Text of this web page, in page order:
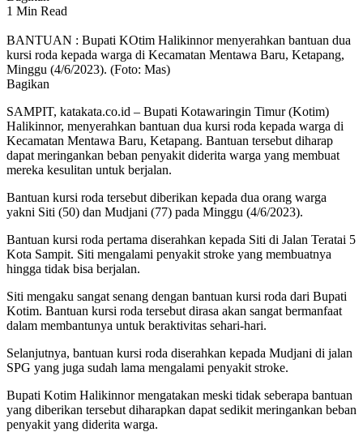
1 Min Read
BANTUAN : Bupati KOtim Halikinnor menyerahkan bantuan dua
kursi roda kepada warga di Kecamatan Mentawa Baru, Ketapang,
Minggu (4/6/2023). (Foto: Mas)
Bagikan
SAMPIT, katakata.co.id – Bupati Kotawaringin Timur (Kotim)
Halikinnor, menyerahkan bantuan dua kursi roda kepada warga di
Kecamatan Mentawa Baru, Ketapang. Bantuan tersebut diharap
dapat meringankan beban penyakit diderita warga yang membuat
mereka kesulitan untuk berjalan.
Bantuan kursi roda tersebut diberikan kepada dua orang warga
yakni Siti (50) dan Mudjani (77) pada Minggu (4/6/2023).
Bantuan kursi roda pertama diserahkan kepada Siti di Jalan Teratai 5
Kota Sampit. Siti mengalami penyakit stroke yang membuatnya
hingga tidak bisa berjalan.
Siti mengaku sangat senang dengan bantuan kursi roda dari Bupati
Kotim. Bantuan kursi roda tersebut dirasa akan sangat bermanfaat
dalam membantunya untuk beraktivitas sehari-hari.
Selanjutnya, bantuan kursi roda diserahkan kepada Mudjani di jalan
SPG yang juga sudah lama mengalami penyakit stroke.
Bupati Kotim Halikinnor mengatakan meski tidak seberapa bantuan
yang diberikan tersebut diharapkan dapat sedikit meringankan beban
penyakit yang diderita warga.